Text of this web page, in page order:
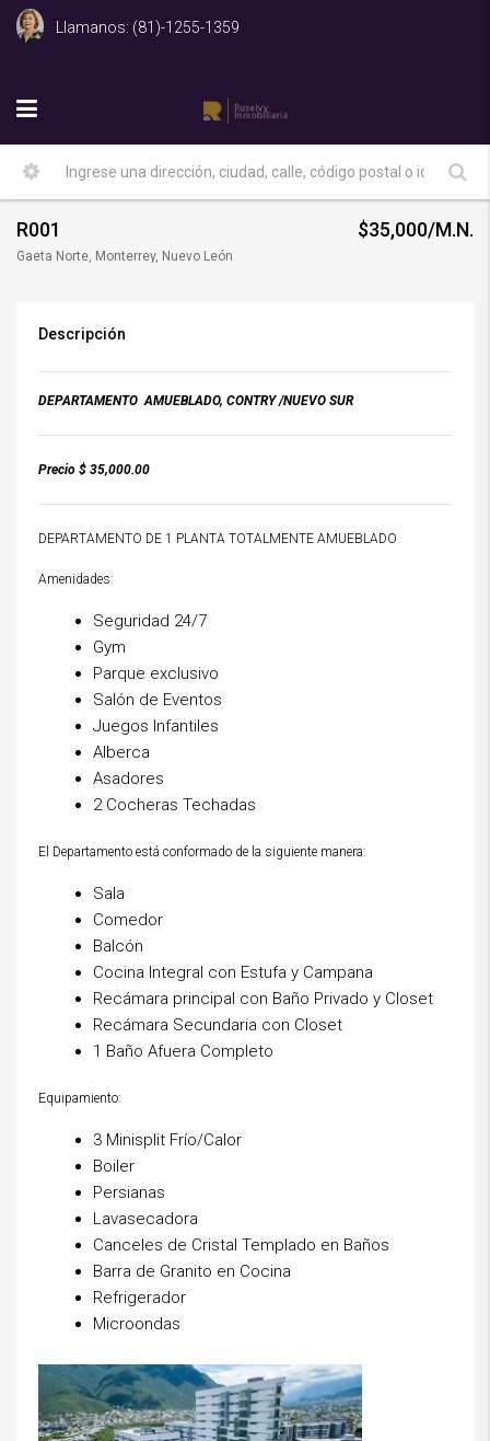
Llamanos: (81)-1255-1359
R001
Gaeta Norte, Monterrey, Nuevo León
$35,000/M.N.
Descripción
DEPARTAMENTO AMUEBLADO, CONTRY /NUEVO SUR
Precio $ 35,000.00
DEPARTAMENTO DE 1 PLANTA TOTALMENTE AMUEBLADO
Amenidades:
Seguridad 24/7
Gym
Parque exclusivo
Salón de Eventos
Juegos Infantiles
Alberca
Asadores
2 Cocheras Techadas
El Departamento está conformado de la siguiente manera:
Sala
Comedor
Balcón
Cocina Integral con Estufa y Campana
Recámara principal con Baño Privado y Closet
Recámara Secundaria con Closet
1 Baño Afuera Completo
Equipamiento:
3 Minisplit Frío/Calor
Boiler
Persianas
Lavasecadora
Canceles de Cristal Templado en Baños
Barra de Granito en Cocina
Refrigerador
Microondas